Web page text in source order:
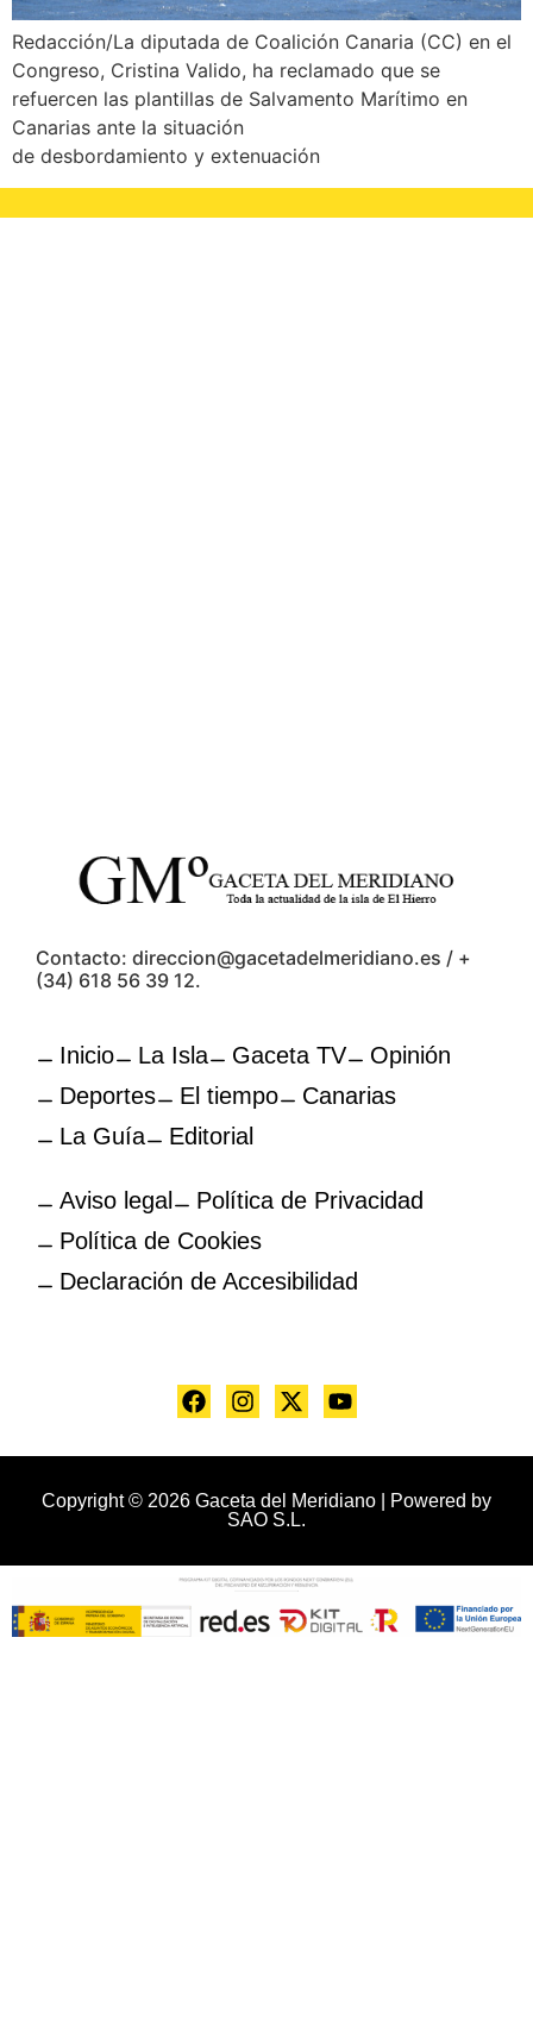
Redacción/La diputada de Coalición Canaria (CC) en el
Congreso, Cristina Valido, ha reclamado que se
refuercen las plantillas de Salvamento Marítimo en
Canarias ante la situación
de desbordamiento y extenuación
Contacto: direccion@gacetadelmeridiano.es / +
(34) 618 56 39 12.
Inicio La Isla Gaceta TV
Opinión
Deportes
El tiempo
Canarias
La Guía
Editorial
Aviso legal
Política de Privacidad
Política de Cookies
Declaración de Accesibilidad
Copyright © 2026 Gaceta del Meridiano | Powered by
SAO S.L.